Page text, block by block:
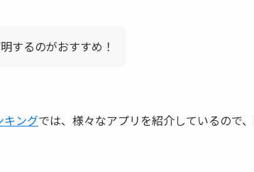
するのがおすすめ！
キングでは、様々なアプリを紹介しているので